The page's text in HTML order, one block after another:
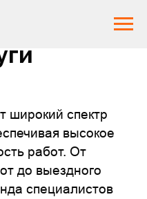
широкий спектр
высокое
работ. От
до выездного
специалистов